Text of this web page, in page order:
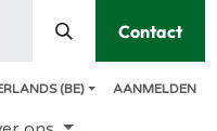
Contact
(BE) AANMELDEN